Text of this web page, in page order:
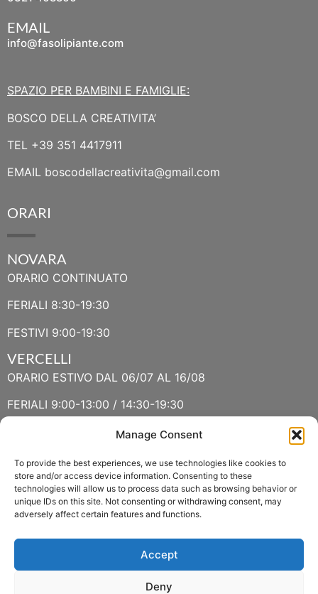
Manage Consent
To provide the best experiences, we use technologies like cookies to
store and/or access device information. Consenting to these
technologies will allow us to process data such as browsing behavior or
unique IDs on this site. Not consenting or withdrawing consent, may
adversely affect certain features and functions.
Accept
Deny
EMAIL
info@fasolipiante.com
SPAZIO PER BAMBINI E FAMIGLIE:
BOSCO DELLA CREATIVITA’
TEL +39 351 4417911
EMAIL boscodellacreativita@gmail.com
ORARI
NOVARA
ORARIO CONTINUATO
FERIALI 8:30-19:30
FESTIVI 9:00-19:30
VERCELLI
ORARIO ESTIVO DAL 06/07 AL 16/08
FERIALI 9:00-13:00 / 14:30-19:30
FESTIVI 9:30-13:00 / 14:30-19:30
VERBANIA
ORARIO ESTIVO LUGLIO E AGOSTO
FERIALI 8:30-13:00 / 15:00-19:00
FESTIVI 8:30-12:30